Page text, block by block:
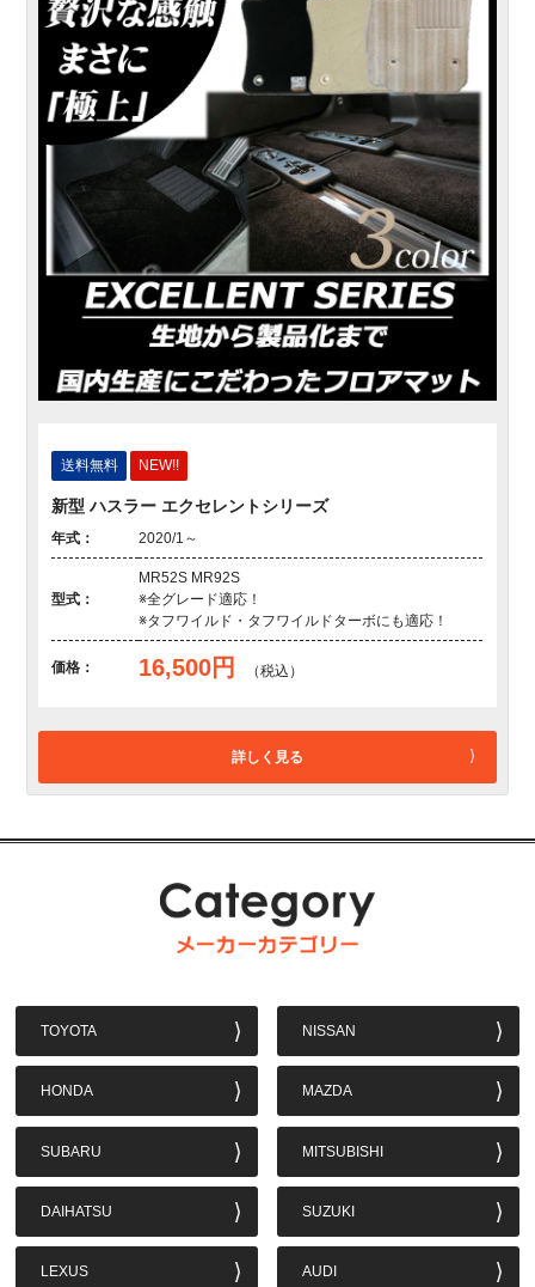
送料無料 NEW!!
新型 ハスラー エクセレントシリーズ
年式： 2020/1～
型式：
MR52S MR92S
※全グレード適応！
※タフワイルド・タフワイルドターボにも適応！
価格： 16,500円 （税込）
詳しく見る
TOYOTA NISSAN
HONDA MAZDA
SUBARU MITSUBISHI
DAIHATSU SUZUKI
LEXUS AUDI